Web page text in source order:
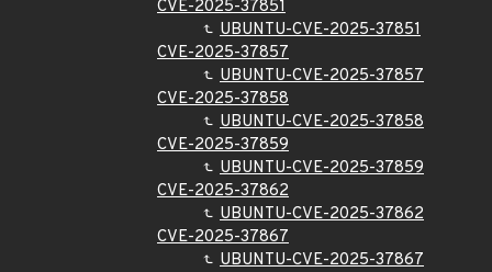
CVE-2025-37851
UBUNTU-CVE-2025-37851
CVE-2025-37857
UBUNTU-CVE-2025-37857
CVE-2025-37858
UBUNTU-CVE-2025-37858
CVE-2025-37859
UBUNTU-CVE-2025-37859
CVE-2025-37862
UBUNTU-CVE-2025-37862
CVE-2025-37867
UBUNTU-CVE-2025-37867